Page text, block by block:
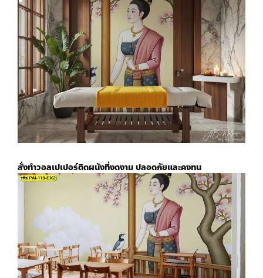
สั่งทำวอลเปเปอร์ติดผนังที่งดงาม ปลอดภัยและคงทน